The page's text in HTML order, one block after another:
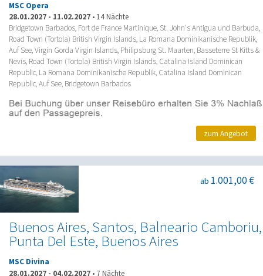
MSC Opera
28.01.2027 - 11.02.2027 • 14 Nächte
Bridgetown Barbados, Fort de France Martinique, St. John's Antigua und Barbuda,
Road Town (Tortola) British Virgin Islands, La Romana Dominikanische Republik,
Auf See, Virgin Gorda Virgin Islands, Philipsburg St. Maarten, Basseterre St Kitts &
Nevis, Road Town (Tortola) British Virgin Islands, Catalina Island Dominican
Republic, La Romana Dominikanische Republik, Catalina Island Dominican
Republic, Auf See, Bridgetown Barbados
zum Angebot
Buenos Aires, Santos, Balneario Camboriu,
Punta Del Este, Buenos Aires
ab 1.001,00 €
MSC Divina
28.01.2027 - 04.02.2027 • 7 Nächte